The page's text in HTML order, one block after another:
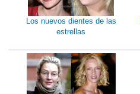
Los nuevos dientes de las
estrellas